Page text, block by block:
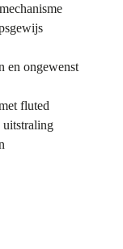
en ongewenst
fluted
uitstraling